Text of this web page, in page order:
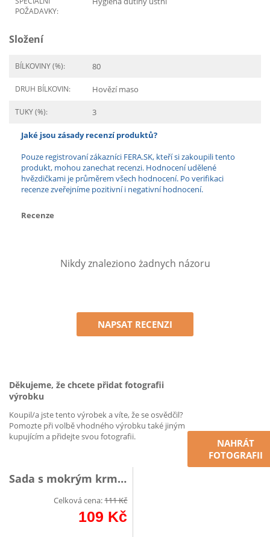
POŽADAVKY:
Složení
BÍLKOVINY (%): 80
DRUH BÍLKOVIN: Hovězí maso
TUKY (%): 3
Jaké jsou zásady recenzí produktů?
Pouze registrovaní zákazníci FERA.SK, kteří si zakoupili tento
produkt, mohou zanechat recenzi. Hodnocení udělené
hvězdičkami je průměrem všech hodnocení. Po verifikaci
recenze zveřejníme pozitivní i negativní hodnocení.
Recenze
Nikdy znaleziono żadnych názoru
NAPSAT RECENZI
Děkujeme, že chcete přidat fotografii
výrobku
Koupil/a jste tento výrobek a víte, že se osvědčil?
Pomozte při volbě vhodného výrobku také jiným
kupujícím a přidejte svou fotografii.
NAHRÁT
FOTOGRAFII
Sada s mokrým krmivo
Celková cena:111Kč
109 Kč